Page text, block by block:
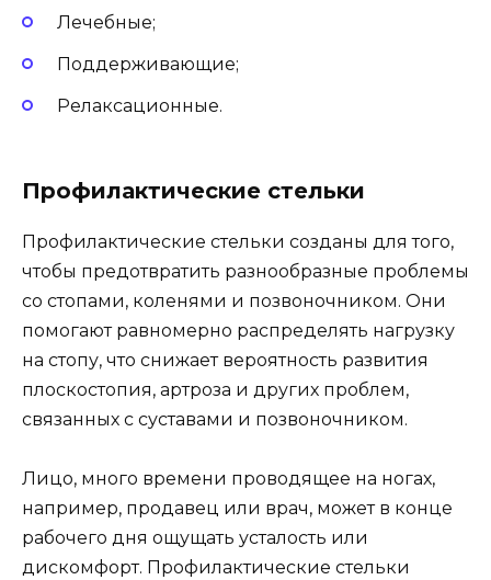
Лечебные;
Поддерживающие;
Релаксационные.
Профилактические стельки
Профилактические стельки созданы для того,
чтобы предотвратить разнообразные проблемы
со стопами, коленями и позвоночником. Они
помогают равномерно распределять нагрузку
на стопу, что снижает вероятность развития
плоскостопия, артроза и других проблем,
связанных с суставами и позвоночником.
Лицо, много времени проводящее на ногах,
например, продавец или врач, может в конце
рабочего дня ощущать усталость или
дискомфорт. Профилактические стельки